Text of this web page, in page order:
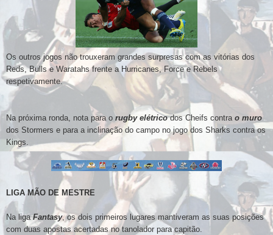
Os outros jogos não trouxeram grandes surpresas com as vitórias dos
Reds, Bulls e Waratahs frente a Hurricanes, Force e Rebels
respetivamente.
Na próxima ronda, nota para o rugby elétricodos Cheifs contra o muro
dos Stormers e para a inclinação do campo no jogo dos Sharks contra os
Kings.
LIGA MÃO DE MESTRE
Na ligaFantasy, os dois primeiros lugares mantiveram as suas posições
com duas apostas acertadas no tanolador para capitão.